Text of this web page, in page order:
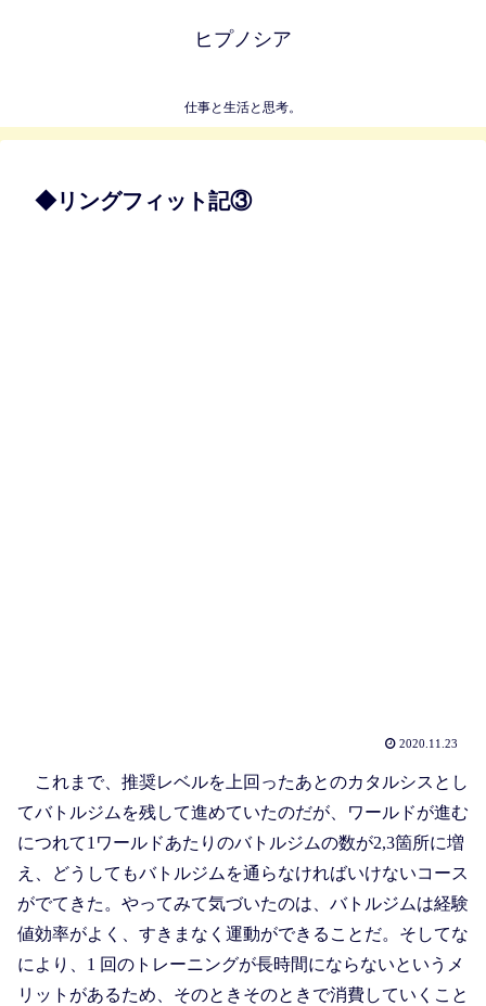
ヒプノシア
仕事と生活と思考。
◆リングフィット記③
2020.11.23
これまで、推奨レベルを上回ったあとのカタルシスとし
てバトルジムを残して進めていたのだが、ワールドが進む
につれて1ワールドあたりのバトルジムの数が2,3箇所に増
え、どうしてもバトルジムを通らなければいけないコース
がでてきた。やってみて気づいたのは、バトルジムは経験
値効率がよく、すきまなく運動ができることだ。そしてな
により、1 回のトレーニングが長時間にならないというメ
リットがあるため、そのときそのときで消費していくこと